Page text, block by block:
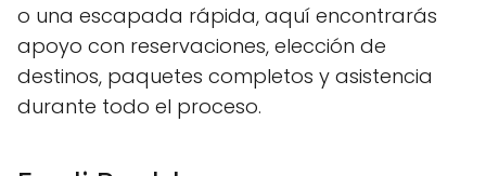
o una escapada rápida, aquí encontrarás
apoyo con reservaciones, elección de
destinos, paquetes completos y asistencia
durante todo el proceso.